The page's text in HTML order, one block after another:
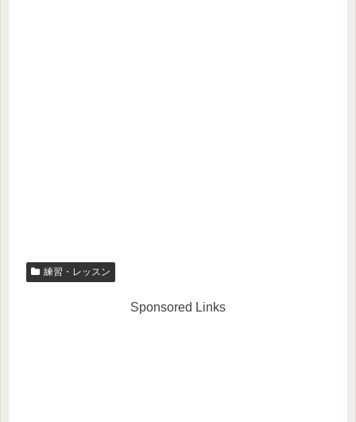
練習・レッスン
Sponsored Links